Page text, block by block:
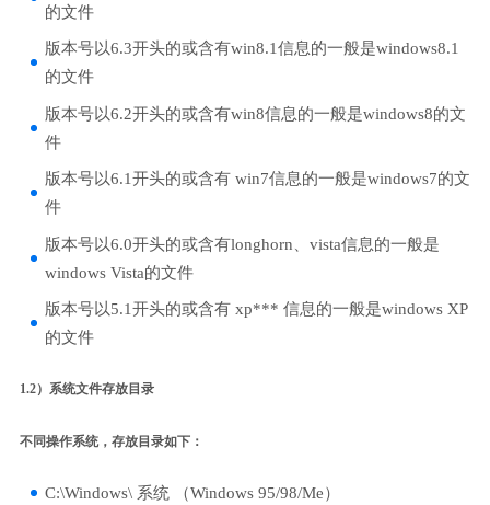
的文件
版本号以6.3开头的或含有win8.1信息的一般是windows8.1
的文件
版本号以6.2开头的或含有win8信息的一般是windows8的文
件
版本号以6.1开头的或含有 win7信息的一般是windows7的文
件
版本号以6.0开头的或含有longhorn、vista信息的一般是
windows Vista的文件
版本号以5.1开头的或含有 xp*** 信息的一般是windows XP
的文件
1.2）系统文件存放目录
不同操作系统，存放目录如下：
C:\Windows\ 系统 （Windows 95/98/Me）